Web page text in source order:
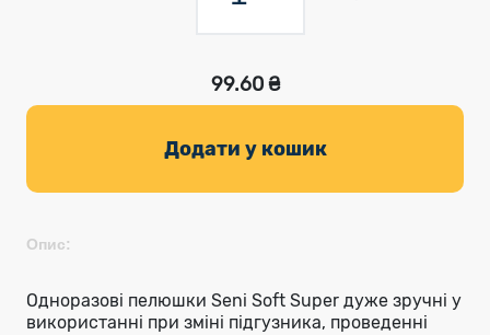
99.60 ₴
Додати у кошик
Опис:
Одноразові пелюшки Seni Soft Super дуже зручні у
використанні при зміні підгузника, проведенні